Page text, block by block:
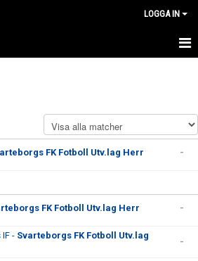
LOGGA IN
FK Fotboll Utv.lag Herr -
FK Fotboll Utv.lag Herr -
- Svarteborgs FK Fotboll Utv.lag
-